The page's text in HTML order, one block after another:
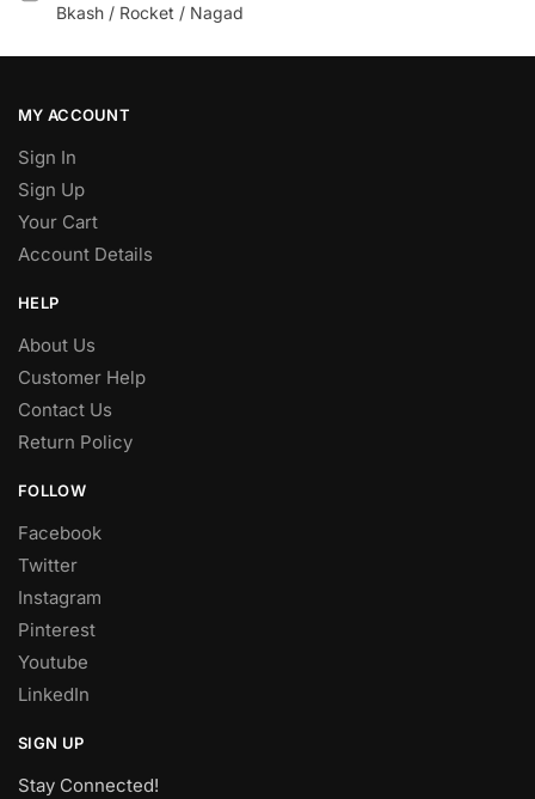
Bkash / Rocket / Nagad
MY ACCOUNT
Sign In
Sign Up
Your Cart
Account Details
HELP
About Us
Customer Help
Contact Us
Return Policy
FOLLOW
Facebook
Twitter
Instagram
Pinterest
Youtube
LinkedIn
SIGN UP
Stay Connected!